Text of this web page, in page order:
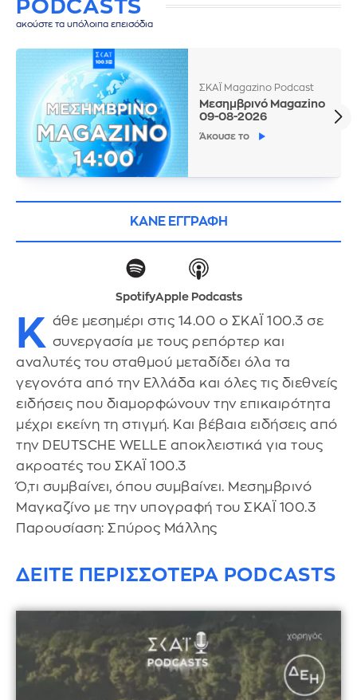
PODCASTS
ακούστε τα υπόλοιπα επεισόδια
ΣΚΑΪ Magazino Podcast
Μεσημβρινό Magazino
09-08-2026
Άκουσε το
ΚΑΝΕ ΕΓΓΡΑΦΗ
SpotifyApple Podcasts
Κ άθε μεσημέρι στις 14.00 ο ΣΚΑΪ 100.3 σε
συνεργασία με τους ρεπόρτερ και
αναλυτές του σταθμού μεταδίδει όλα τα
γεγονότα από την Ελλάδα και όλες τις διεθνείς
ειδήσεις που διαμορφώνουν την επικαιρότητα
μέχρι εκείνη τη στιγμή. Και βέβαια ειδήσεις από
την DEUTSCHE WELLE αποκλειστικά για τους
ακροατές του ΣΚΑΪ 100.3
Ό,τι συμβαίνει, όπου συμβαίνει. Μεσημβρινό
Μαγκαζίνο με την υπογραφή του ΣΚΑΪ 100.3
Παρουσίαση: Σπύρος Μάλλης
ΔΕΙΤΕ ΠΕΡΙΣΣΟΤΕΡΑ PODCASTS